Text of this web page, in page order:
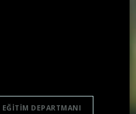
EĞITIM DEPARTMANI